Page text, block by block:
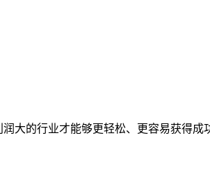
大的行业才能够更轻松、更容易获得成